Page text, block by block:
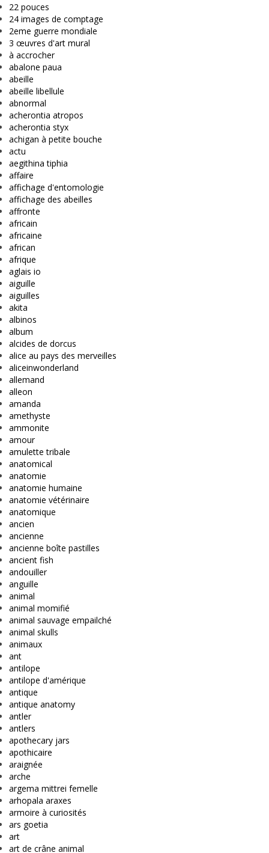
22 pouces
24 images de comptage
2eme guerre mondiale
3 œuvres d'art mural
à accrocher
abalone paua
abeille
abeille libellule
abnormal
acherontia atropos
acherontia styx
achigan à petite bouche
actu
aegithina tiphia
affaire
affichage d'entomologie
affichage des abeilles
affronte
africain
africaine
african
afrique
aglais io
aiguille
aiguilles
akita
albinos
album
alcides de dorcus
alice au pays des merveilles
aliceinwonderland
allemand
alleon
amanda
amethyste
ammonite
amour
amulette tribale
anatomical
anatomie
anatomie humaine
anatomie vétérinaire
anatomique
ancien
ancienne
ancienne boîte pastilles
ancient fish
andouiller
anguille
animal
animal momifié
animal sauvage empailché
animal skulls
animaux
ant
antilope
antilope d'amérique
antique
antique anatomy
antler
antlers
apothecary jars
apothicaire
araignée
arche
argema mittrei femelle
arhopala araxes
armoire à curiosités
ars goetia
art
art de crâne animal